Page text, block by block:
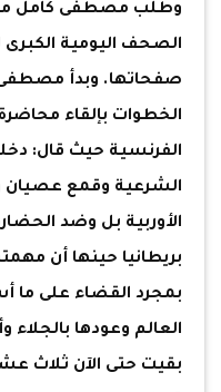
وطلب مصطفى كامل من
الصحف اليومية
صفحاتها. وبدأ
الخطوات بإلقاء
الفرنسية حيث قال:
الشرعية وقمع عصيان
الأوربية بل وضد
بريطانيا حينها أن
بمجرد القضاء على ما
العالم وعودها بالجلاء
بقيت حتى الآن ثلاث